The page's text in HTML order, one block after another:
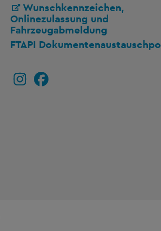
Wunschkennzeichen,
Onlinezulassung und
Fahrzeugabmeldung
FTAPI